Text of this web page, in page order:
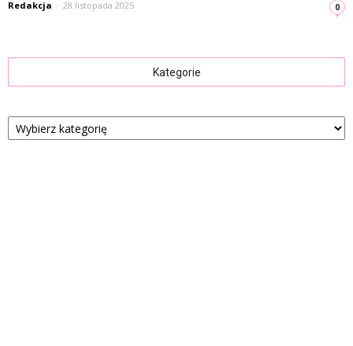
Redakcja - 28 listopada 2025 0
Kategorie
Kategorie